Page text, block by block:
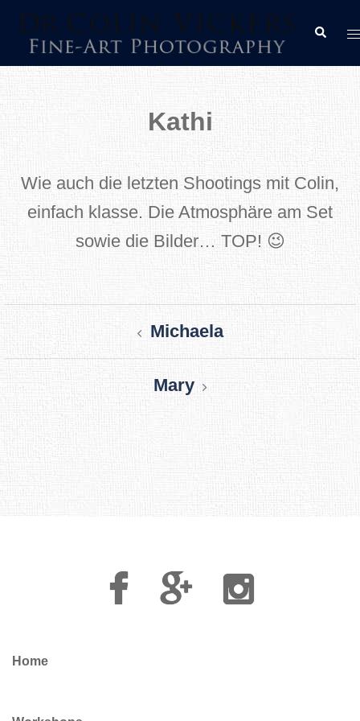
Skip
content
Search
Kathi
Wie auch die letzten Shootings mit Colin,
einfach klasse. Die Atmosphäre am Set
sowie die Bilder… TOP! 😉
Post
navigation
Michaela
Mary
Facebook
Google
Plus
Instagram
Home